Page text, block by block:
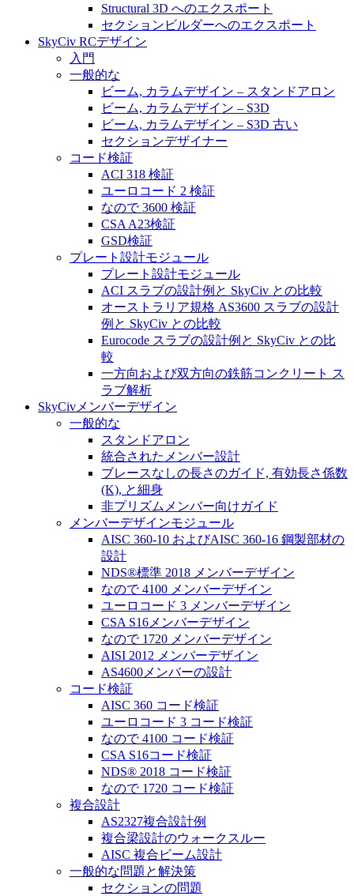
Structural 3D へのエクスポート
セクションビルダーへのエクスポート
SkyCiv RCデザイン
入門
一般的な
ビーム, カラムデザイン – スタンドアロン
ビーム, カラムデザイン – S3D
ビーム, カラムデザイン – S3D 古い
セクションデザイナー
コード検証
ACI 318 検証
ユーロコード 2 検証
なので 3600 検証
CSA A23検証
GSD検証
プレート設計モジュール
プレート設計モジュール
ACI スラブの設計例と SkyCiv との比較
オーストラリア規格 AS3600 スラブの設計
例と SkyCiv との比較
Eurocode スラブの設計例と SkyCiv との比
較
一方向および双方向の鉄筋コンクリート ス
ラブ解析
SkyCivメンバーデザイン
一般的な
スタンドアロン
統合されたメンバー設計
ブレースなしの長さのガイド, 有効長さ係数
(K), と細身
非プリズムメンバー向けガイド
メンバーデザインモジュール
AISC 360-10 およびAISC 360-16 鋼製部材の
設計
NDS®標準 2018 メンバーデザイン
なので 4100 メンバーデザイン
ユーロコード 3 メンバーデザイン
CSA S16メンバーデザイン
なので 1720 メンバーデザイン
AISI 2012 メンバーデザイン
AS4600メンバーの設計
コード検証
AISC 360 コード検証
ユーロコード 3 コード検証
なので 4100 コード検証
CSA S16コード検証
NDS® 2018 コード検証
なので 1720 コード検証
複合設計
AS2327複合設計例
複合梁設計のウォークスルー
AISC 複合ビーム設計
一般的な問題と解決策
セクションの問題